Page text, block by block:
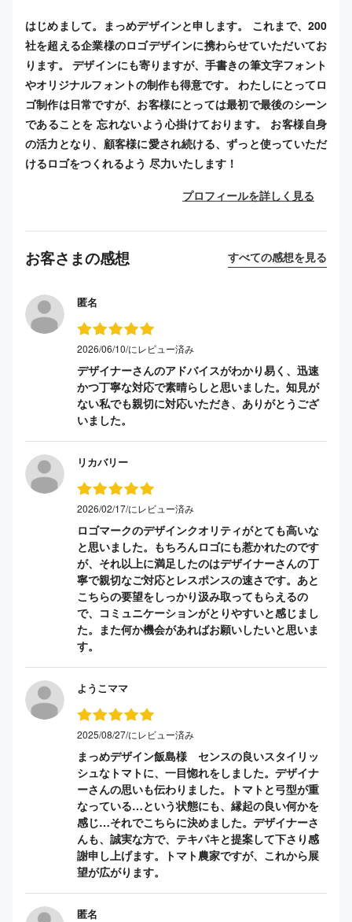
はじめまして。まっめデザインと申します。 これまで、200
社を超える企業様のロゴデザインに携わらせていただいてお
ります。 デザインにも寄りますが、手書きの筆文字フォント
やオリジナルフォントの制作も得意です。 わたしにとってロ
ゴ制作は日常ですが、お客様にとっては最初で最後のシーン
であることを 忘れないよう心掛けております。 お客様自身
の活力となり、顧客様に愛され続ける、ずっと使っていただ
けるロゴをつくれるよう 尽力いたします！
プロフィールを詳しく見る
お客さまの感想 すべての感想を見る
匿名
2026/06/10/にレビュー済み
デザイナーさんのアドバイスがわかり易く、迅速
かつ丁寧な対応で素晴らしと思いました。知見が
ない私でも親切に対応いただき、ありがとうござ
いました。
リカバリー
2026/02/17/にレビュー済み
ロゴマークのデザインクオリティがとても高いな
と思いました。もちろんロゴにも惹かれたのです
が、それ以上に満足したのはデザイナーさんの丁
寧で親切なご対応とレスポンスの速さです。あと
こちらの要望をしっかり汲み取ってもらえるの
で、コミュニケーションがとりやすいと感じまし
た。また何か機会があればお願いしたいと思いま
す。
ようこママ
2025/08/27/にレビュー済み
まっめデザイン飯島様 センスの良いスタイリッ
シュなトマトに、一目惚れをしました。デザイナ
ーさんの思いも伝わりました。トマトと弓型が重
なっている…という状態にも、縁起の良い何かを
感じ…それでこちらに決めました。デザイナーさ
んも、誠実な方で、テキパキと提案して下さり感
謝申し上げます。トマト農家ですが、これから展
望が広がります。
匿名